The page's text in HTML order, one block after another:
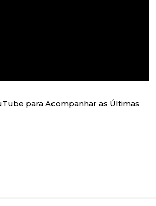
para Acompanhar as Últimas